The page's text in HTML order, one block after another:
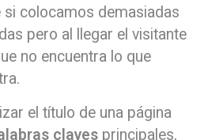
colocamos demasiadas
pero al llegar el visitante
no encuentra lo que
el título de una página
claves principales,